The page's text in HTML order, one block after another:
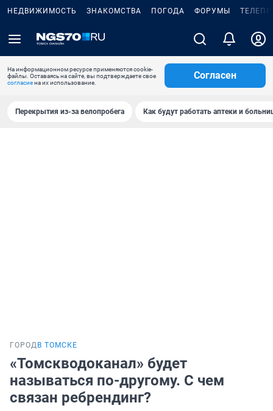
НЕДВИЖИМОСТЬ ЗНАКОМСТВА ПОГОДА ФОРУМЫ
На информационном ресурсе применяются cookie-
файлы. Оставаясь на сайте, вы подтверждаете свое
согласиена их использование.
Согласен
Перекрытия из-за велопробега Как будут работать аптеки и
ГОРОД В ТОМСКЕ
«Томскводоканал» будет
называться по-другому. С чем
связан ребрендинг?